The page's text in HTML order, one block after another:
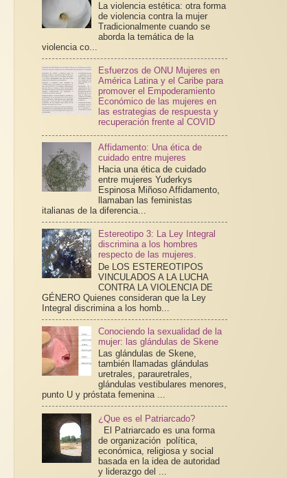
La violencia estética: otra forma
de violencia contra la mujer
Tradicionalmente cuando se
aborda la temática de la
violencia co...
Esfuerzos de ONU Mujeres en
América Latina y el Caribe para
promover el Empoderamiento
Económico de las mujeres en
las estrategias de respuesta y
recuperación frente al COVID
Affidamento: Una ética de
cuidado entre mujeres
Hacia una ética de cuidado
entre mujeres Yuderkys
Espinosa Miñoso Affidamento,
llamaban las feministas
italianas de la diferencia...
Estereotipo 3: La Ley Integral
discrimina a los hombres
respecto de las mujeres.
De LOS ESTEREOTIPOS
VINCULADOS A LA LUCHA
CONTRA LA VIOLENCIA DE
GÉNERO Quienes consideran que la Ley
Integral discrimina a los homb...
Conociendo la sexualidad de la
mujer: las glándulas de Skene
Las glándulas de Skene,
también llamadas glándulas
uretrales, parauretrales,
glándulas vestibulares menores,
punto U y próstata femenina ...
¿Que es el Patriarcado?
El Patriarcado es una forma
de organización política,
económica, religiosa y social
basada en la idea de autoridad
y liderazgo del ...